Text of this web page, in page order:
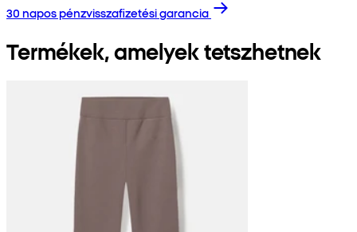
30 napos pénzvisszafizetési garancia
Termékek, amelyek tetszhetnek